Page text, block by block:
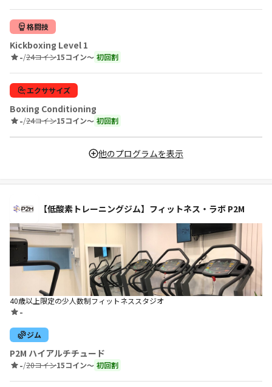
格闘技
Kickboxing Level 1
-/24コイン15コイン〜 初回割
エクササイズ
Boxing Conditioning
-/24コイン15コイン〜 初回割
他のプログラムを表示
【低酸素トレーニングジム】フィットネス・ラボ P2M
40歳以上限定の少人数制フィットネススタジオ
-
ジム
P2M ハイアルチチュード
-/20コイン15コイン〜 初回割